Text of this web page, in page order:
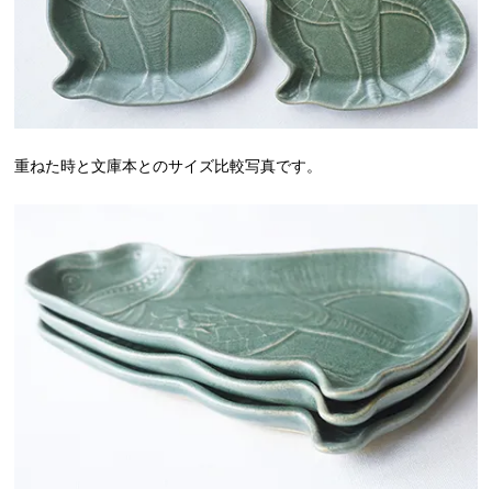
重ねた時と文庫本とのサイズ比較写真です。